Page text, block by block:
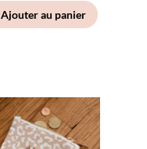
Ajouter au panier